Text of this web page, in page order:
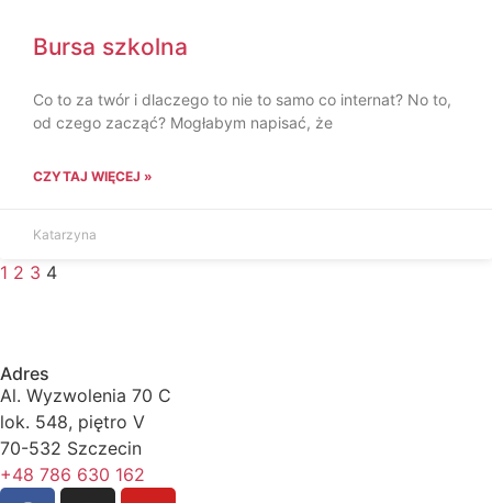
Bursa szkolna
Co to za twór i dlaczego to nie to samo co internat? No to,
od czego zacząć? Mogłabym napisać, że
CZYTAJ WIĘCEJ »
Katarzyna
1 2 3 4
Adres
Al. Wyzwolenia 70 C
lok. 548, piętro V
70-532 Szczecin
+48 786 630 162